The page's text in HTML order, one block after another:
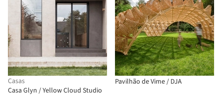
Casas
Casa Glyn / Yellow Cloud Studio
Pavilhão de Vime / DJA